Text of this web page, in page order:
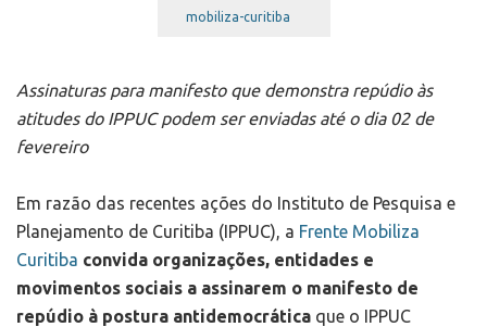
mobiliza-curitiba
Assinaturas para manifesto que demonstra repúdio às
atitudes do IPPUC podem ser enviadas até o dia 02 de
fevereiro
Em razão das recentes ações do Instituto de Pesquisa e
Planejamento de Curitiba (IPPUC), a Frente Mobiliza
Curitiba convida organizações, entidades e
movimentos sociais a assinarem o manifesto de
repúdio à postura antidemocrática que o IPPUC